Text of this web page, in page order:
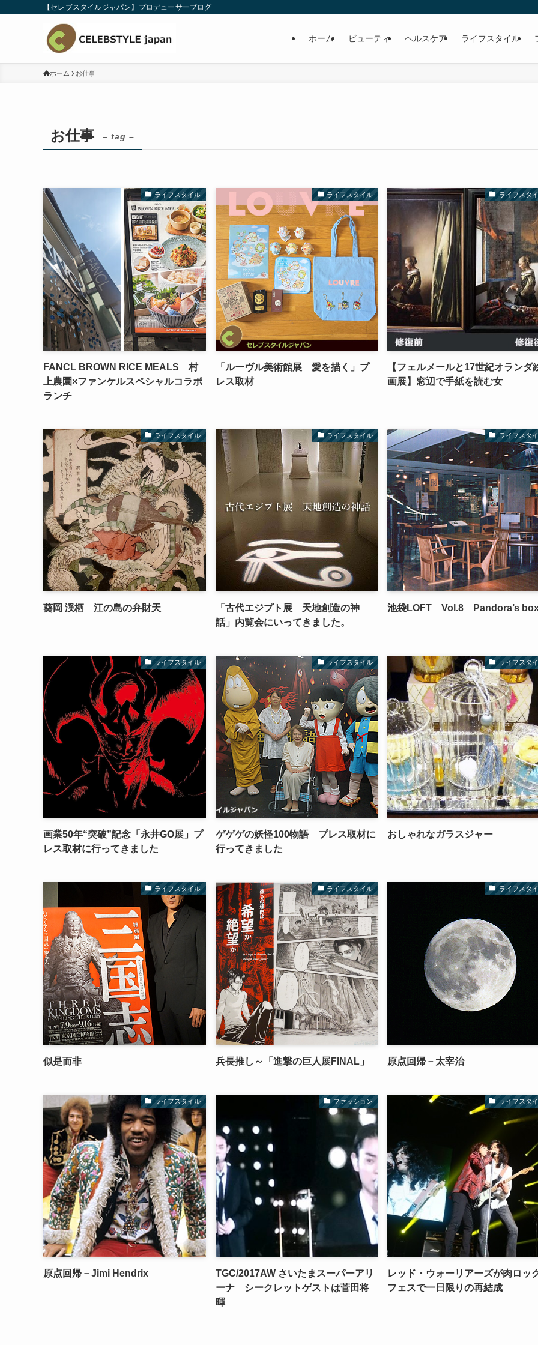
【セレブスタイルジャパン】プロデューサーブログ
ホーム ビューティ ヘルスケア ライフスタイル
ホーム お仕事
お仕事 – tag –
ライフスタイル
FANCL BROWN RICE MEALS 村
上農園×ファンケルスペシャルコラボ
ランチ
ライフスタイル
「ルーヴル美術館展 愛を描く」プ
レス取材
ライフスタ
【フェルメールと17世紀オランダ
画展】窓辺で手紙を読む女
ライフスタイル
葵岡 渓栖 江の島の弁財天
ライフスタイル
「古代エジプト展 天地創造の神
話」内覧会にいってきました。
ライフスタ
池袋LOFT Vol.8 Pandora’s
ライフスタイル
画業50年“突破”記念「永井GO展」プ
レス取材に行ってきました
ライフスタイル
ゲゲゲの妖怪100物語 プレス取材に
行ってきました
ライフスタ
おしゃれなガラスジャー
ライフスタイル
似是而非
ライフスタイル
兵長推し～「進撃の巨人展FINAL」
ライフスタ
原点回帰－太宰治
ライフスタイル
原点回帰－Jimi Hendrix
ファッション
TGC/2017AW さいたまスーパーアリ
ーナ シークレットゲストは菅田将
暉
ライフスタ
レッド・ウォーリアーズが肉ロッ
フェスで一日限りの再結成